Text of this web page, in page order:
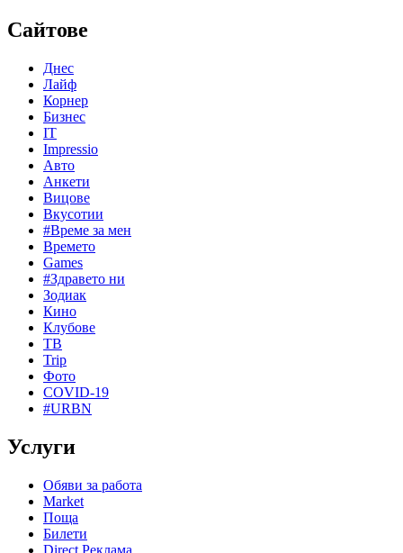
Сайтове
Днес
Лайф
Корнер
Бизнес
IT
Impressio
Авто
Анкети
Вицове
Вкусотии
#Време за мен
Времето
Games
#Здравето ни
Зодиак
Кино
Клубове
ТВ
Trip
Фото
COVID-19
#URBN
Услуги
Обяви за работа
Market
Поща
Билети
Direct Реклама